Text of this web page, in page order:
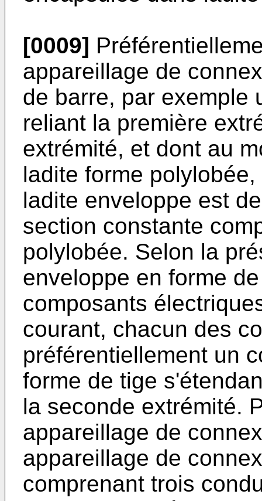
[0009]
appareillage de
de barre, par exemple
reliant la première
extrémité, et dont au
ladite forme
ladite enveloppe est
section constante
polylobée. Selon la
enveloppe en forme
composants
courant, chacun des
préférentiellement un
forme de tige
la seconde extrémité.
appareillage de
appareillage de
comprenant trois